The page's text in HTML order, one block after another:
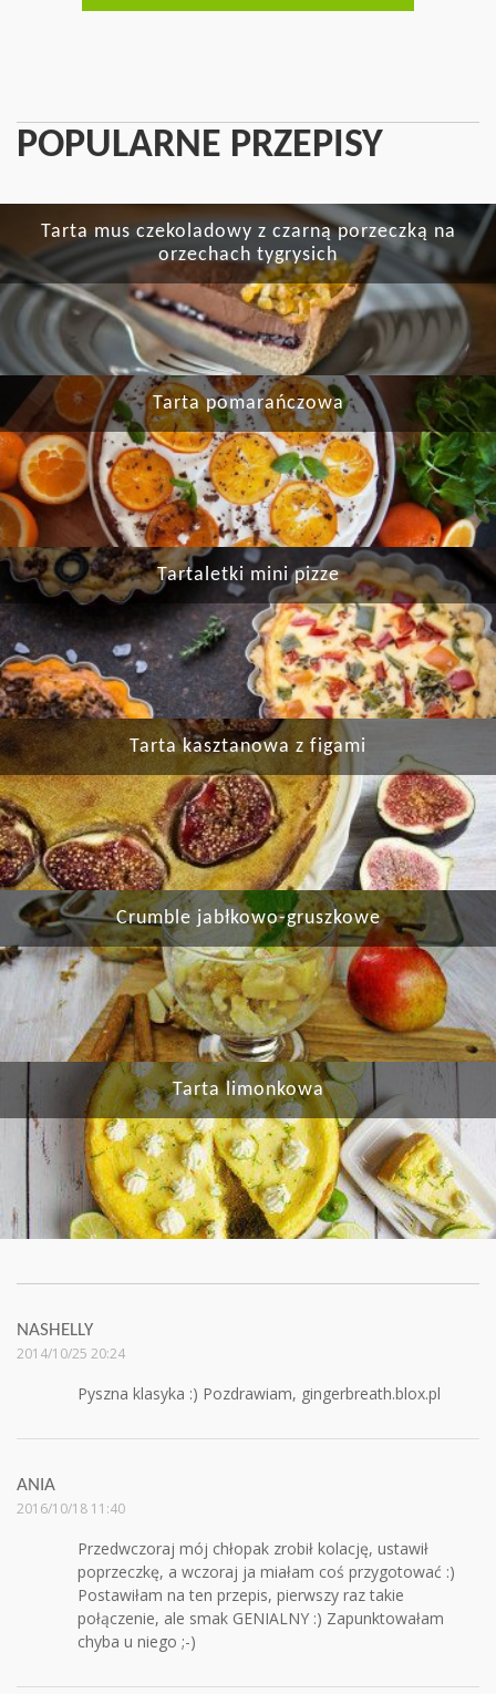
POPULARNE PRZEPISY
Tarta mus czekoladowy z czarną porzeczką na
orzechach tygrysich
Tarta pomarańczowa
Tartaletki mini pizze
Tarta kasztanowa z figami
Crumble jabłkowo-gruszkowe
Tarta limonkowa
NASHELLY
2014/10/25 20:24
Pyszna klasyka :) Pozdrawiam, gingerbreath.blox.pl
ANIA
2016/10/18 11:40
Przedwczoraj mój chłopak zrobił kolację, ustawił
poprzeczkę, a wczoraj ja miałam coś przygotować :)
Postawiłam na ten przepis, pierwszy raz takie
połączenie, ale smak GENIALNY :) Zapunktowałam
chyba u niego ;-)